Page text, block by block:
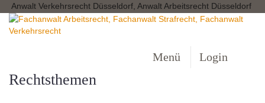
Anwalt Verkehrsrecht Düsseldorf, Anwalt Arbeitsrecht Düsseldorf
Menü Login
Rechtsthemen